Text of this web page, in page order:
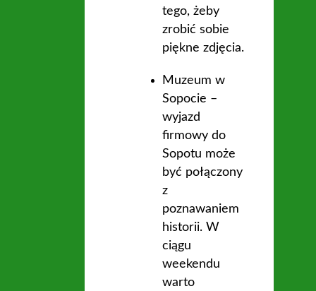
tego, żeby
zrobić sobie
piękne zdjęcia.
Muzeum w
Sopocie –
wyjazd
firmowy do
Sopotu może
być połączony
z
poznawaniem
historii. W
ciągu
weekendu
warto